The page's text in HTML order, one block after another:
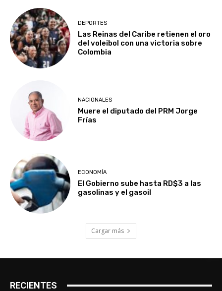
DEPORTES
Las Reinas del Caribe retienen el oro
del voleibol con una victoria sobre
Colombia
NACIONALES
Muere el diputado del PRM Jorge
Frías
ECONOMÍA
El Gobierno sube hasta RD$3 a las
gasolinas y el gasoil
Cargar más
RECIENTES